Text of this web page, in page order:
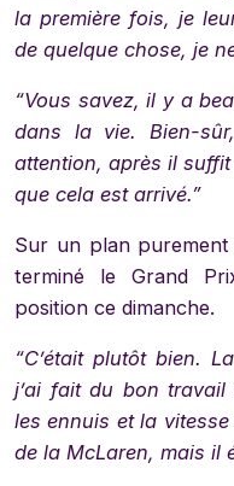
la première fois, je
de quelque chose, je
“Vous savez, il y a
dans la vie. Bien-
attention, après il
que cela est arrivé.”
Sur un plan
terminé le Grand
position ce dimanche.
“C’était plutôt bien.
j’ai fait du bon travail
les ennuis et la
de la McLaren, mais il